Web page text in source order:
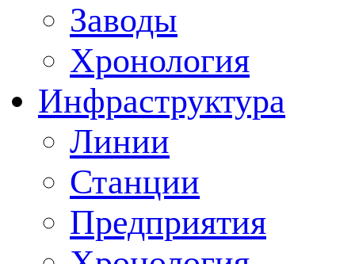
Заводы
Хронология
Инфраструктура
Линии
Станции
Предприятия